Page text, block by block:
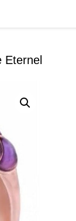
Eternel